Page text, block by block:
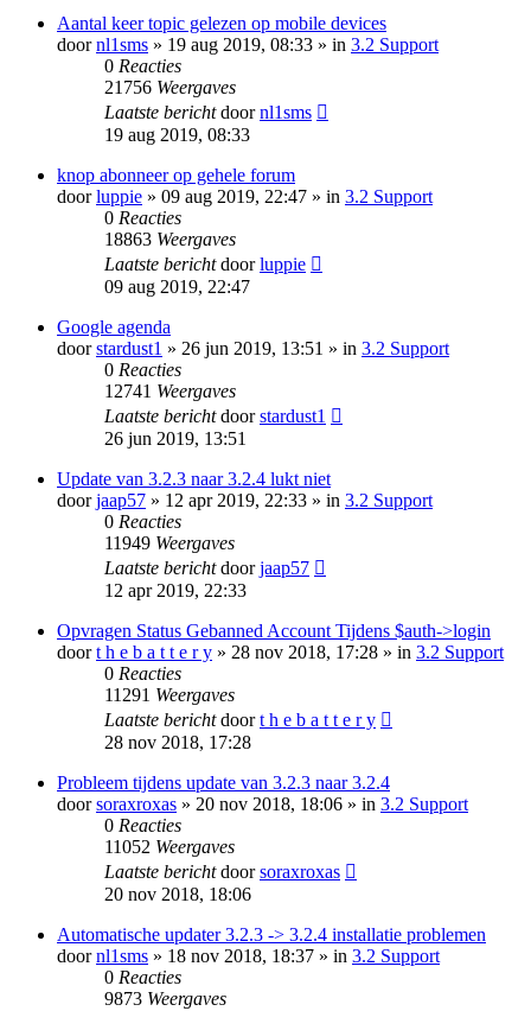
Aantal keer topic gelezen op mobile devices
doornl1sms » 19 aug 2019, 08:33 » in 3.2 Support
0 Reacties
21756 Weergaves
Laatste berichtdoornl1sms
19 aug 2019, 08:33
knop abonneer op gehele forum
doorluppie » 09 aug 2019, 22:47 » in 3.2 Support
0 Reacties
18863 Weergaves
Laatste berichtdoorluppie
09 aug 2019, 22:47
Google agenda
doorstardust1 » 26 jun 2019, 13:51 » in 3.2 Support
0 Reacties
12741 Weergaves
Laatste berichtdoorstardust1
26 jun 2019, 13:51
Update van 3.2.3 naar 3.2.4 lukt niet
doorjaap57 » 12 apr 2019, 22:33 » in 3.2 Support
0 Reacties
11949 Weergaves
Laatste berichtdoorjaap57
12 apr 2019, 22:33
Opvragen Status Gebanned Account Tijdens $auth->login
doort h e b a t t e r y » 28 nov 2018, 17:28 » in 3.2 Support
0 Reacties
11291 Weergaves
Laatste berichtdoort h e b a t t e r y
28 nov 2018, 17:28
Probleem tijdens update van 3.2.3 naar 3.2.4
doorsoraxroxas » 20 nov 2018, 18:06 » in 3.2 Support
0 Reacties
11052 Weergaves
Laatste berichtdoorsoraxroxas
20 nov 2018, 18:06
Automatische updater 3.2.3 -> 3.2.4 installatie problemen
doornl1sms » 18 nov 2018, 18:37 » in 3.2 Support
0 Reacties
9873 Weergaves